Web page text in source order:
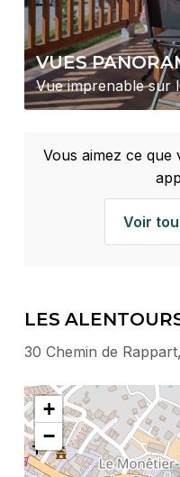
VUES
Vue imprenable sur
Vous aimez ce
Voir
LES
30 Chemin de
+
−